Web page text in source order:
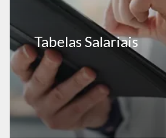
Tabelas Salariais